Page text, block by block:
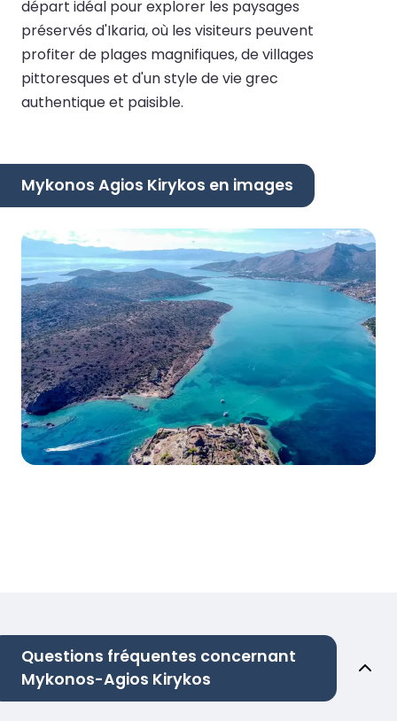
départ idéal pour explorer les paysages
préservés d'Ikaria, où les visiteurs peuvent
profiter de plages magnifiques, de villages
pittoresques et d'un style de vie grec
authentique et paisible.
Mykonos Agios Kirykos en images
Questions fréquentes concernant
Mykonos-Agios Kirykos